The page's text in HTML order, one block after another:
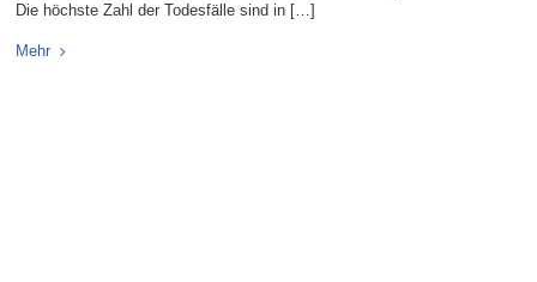
Die höchste Zahl der Todesfälle sind in […]
Mehr